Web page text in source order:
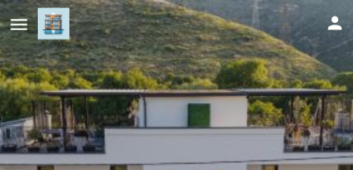
Dream River Escape